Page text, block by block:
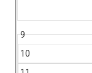
9
10